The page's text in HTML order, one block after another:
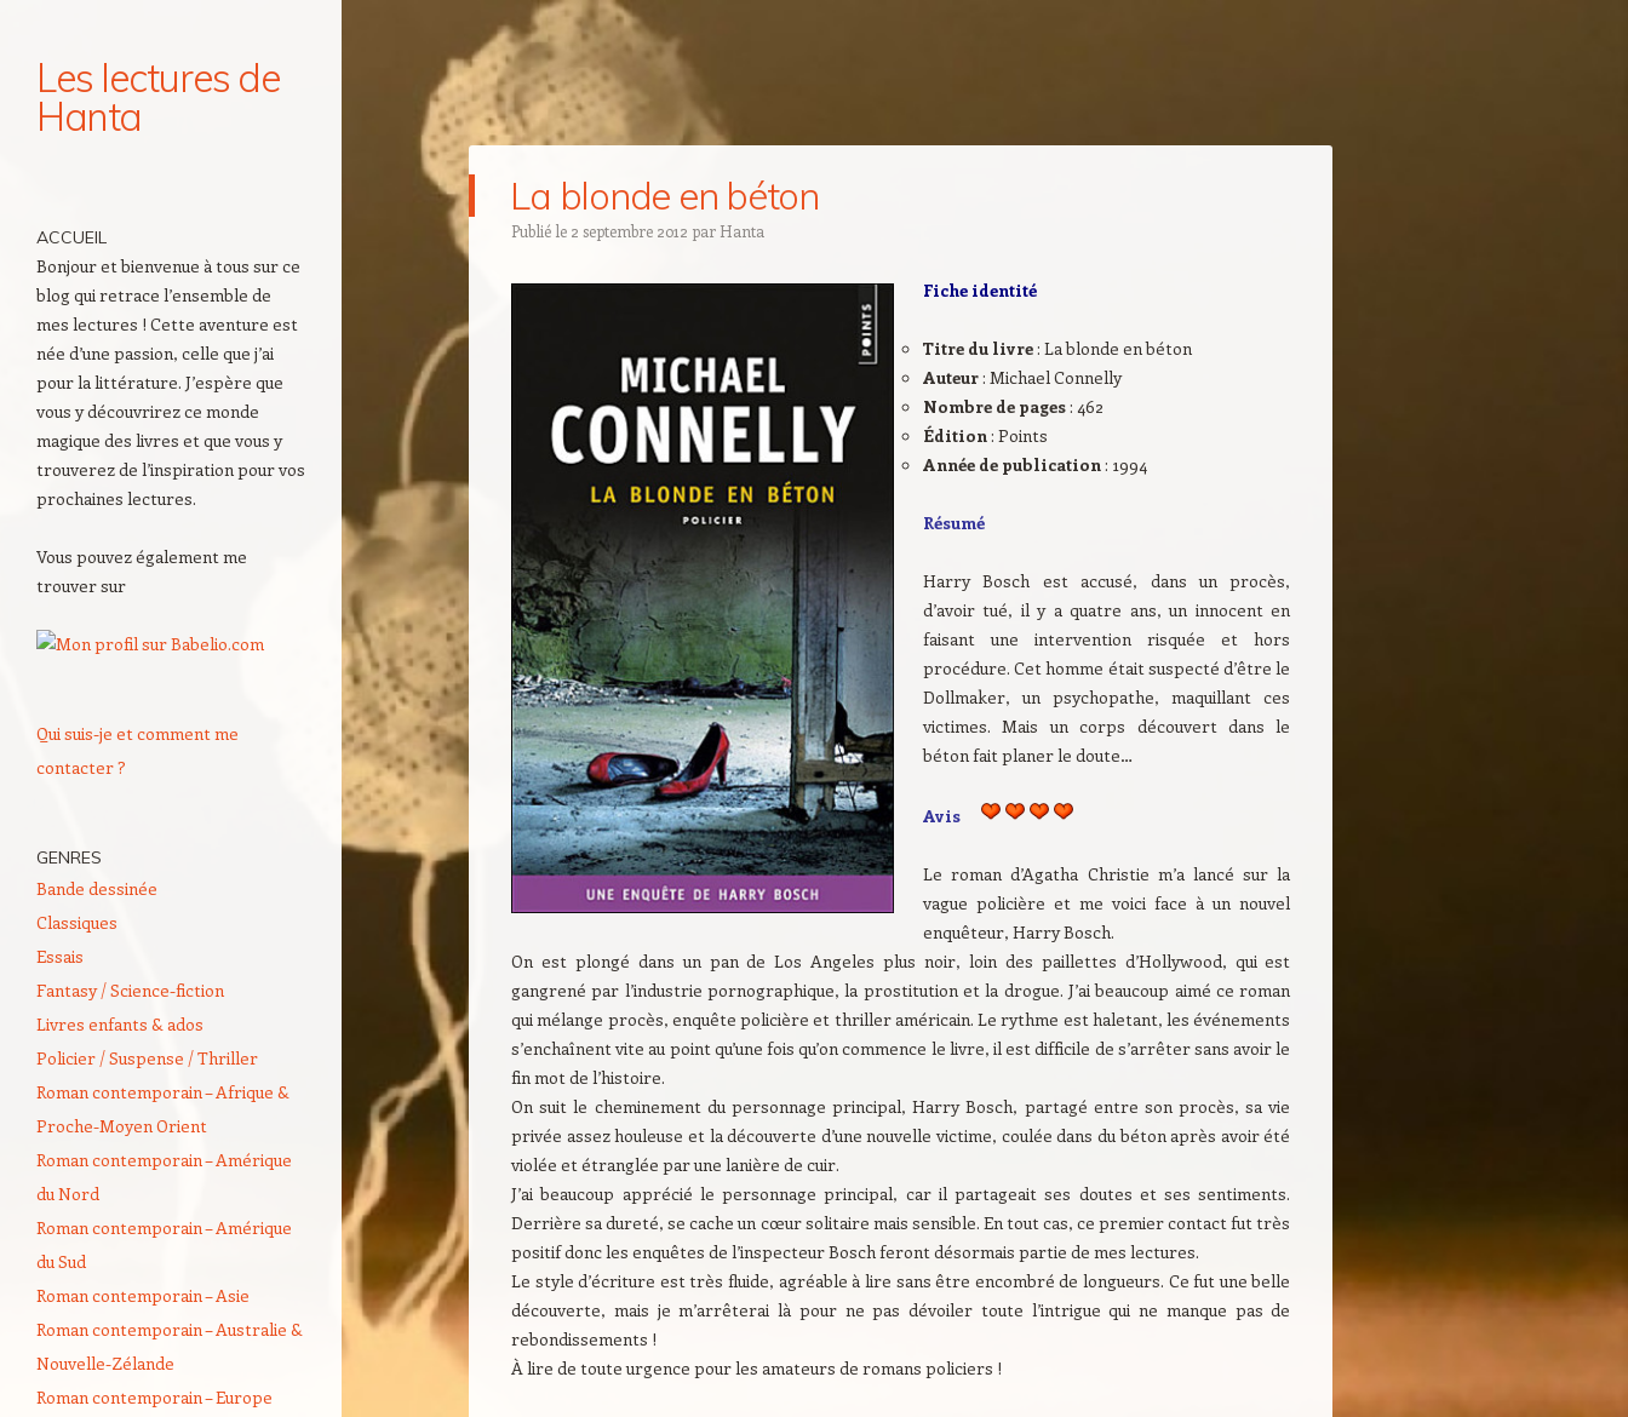
Les lectures de
Hanta
La blonde en béton
Publié le 2 septembre 2012 par Hanta
Fiche identité
Titre du livre: La blonde en béton
Auteur: Michael Connelly
Nombre de pages: 462
Édition: Points
Année de publication: 1994
Résumé
Harry Bosch est accusé, dans un procès,
d’avoir tué, il y a quatre ans, un innocent en
faisant une intervention risquée et hors
procédure. Cet homme était suspecté d’être le
Dollmaker, un psychopathe, maquillant ces
victimes. Mais un corps découvert dans le
béton fait planer le doute…
Avis
Le roman d’Agatha Christie m’a lancé sur la
vague policière et me voici face à un nouvel
enquêteur, Harry Bosch.
On est plongé dans un pan de Los Angeles plus noir, loin des paillettes d’Hollywood, qui est
gangrené par l’industrie pornographique, la prostitution et la drogue. J’ai beaucoup aimé ce roman
qui mélange procès, enquête policière et thriller américain. Le rythme est haletant, les événements
s’enchaînent vite au point qu’une fois qu’on commence le livre, il est difficile de s’arrêter sans avoir le
fin mot de l’histoire.
On suit le cheminement du personnage principal, Harry Bosch, partagé entre son procès, sa vie
privée assez houleuse et la découverte d’une nouvelle victime, coulée dans du béton après avoir été
violée et étranglée par une lanière de cuir.
J’ai beaucoup apprécié le personnage principal, car il partageait ses doutes et ses sentiments.
Derrière sa dureté, se cache un cœur solitaire mais sensible. En tout cas, ce premier contact fut très
positif donc les enquêtes de l’inspecteur Bosch feront désormais partie de mes lectures.
Le style d’écriture est très fluide, agréable à lire sans être encombré de longueurs. Ce fut une belle
découverte, mais je m’arrêterai là pour ne pas dévoiler toute l’intrigue qui ne manque pas de
rebondissements !
À lire de toute urgence pour les amateurs de romans policiers !
ACCUEIL
Bonjour et bienvenue à tous sur ce
blog qui retrace l’ensemble de
mes lectures ! Cette aventure est
née d’une passion, celle que j’ai
pour la littérature. J’espère que
vous y découvrirez ce monde
magique des livres et que vous y
trouverez de l’inspiration pour vos
prochaines lectures.
Vous pouvez également me
trouver sur
Qui suis-je et comment me
contacter ?
GENRES
Bande dessinée
Classiques
Essais
Fantasy / Science-fiction
Livres enfants & ados
Policier / Suspense / Thriller
Roman contemporain – Afrique &
Proche-Moyen Orient
Roman contemporain – Amérique
du Nord
Roman contemporain – Amérique
du Sud
Roman contemporain – Asie
Roman contemporain – Australie &
Nouvelle-Zélande
Roman contemporain – Europe